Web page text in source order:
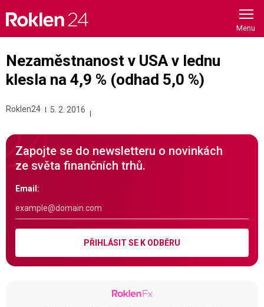
content
Nezaměstnanost v USA v lednu
klesla na 4,9 % (odhad 5,0 %)
Roklen24 5. 2. 2016
Zapojte se do newsletteru o novinkách
ze světa finančních trhů.
Email:
PŘIHLÁSIT SE K ODBĚRU